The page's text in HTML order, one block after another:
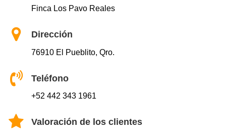
Finca Los Pavo Reales
Dirección
76910 El Pueblito, Qro.
Teléfono
+52 442 343 1961
Valoración de los clientes